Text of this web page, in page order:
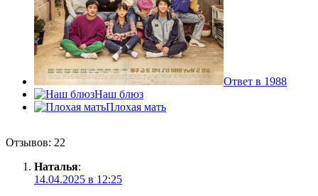
Ответ в 1988
Наш блюз
Плохая мать
Отзывов: 22
Наталья:
14.04.2025 в 12:25